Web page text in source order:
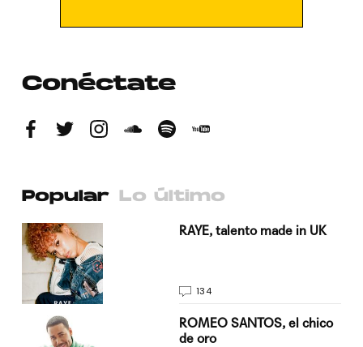
Conéctate
Popular Lo último
RAYE, talento made in UK
134
ROMEO SANTOS, el chico
de oro